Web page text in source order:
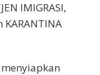
IMIGRASI,
KARANTINA